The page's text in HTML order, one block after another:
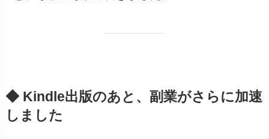
◆ Kindle出版のあと、副業がさらに加速
しました